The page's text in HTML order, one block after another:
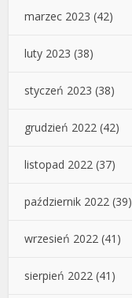
marzec 2023 (42)
luty 2023 (38)
styczeń 2023 (38)
grudzień 2022 (42)
listopad 2022 (37)
październik 2022 (39)
wrzesień 2022 (41)
sierpień 2022 (41)